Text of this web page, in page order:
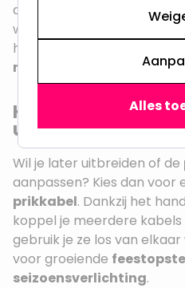
die je wilt overbruggen en
wil ophangen of licht wilt
hierbij ook rekening met
meter
Koppelbare
uitbreiden
Wil je later uitbreiden of de
aanpassen? Kies dan voor
prikkabel. Dankzij het
koppel je meerdere
gebruik je ze los van
voor groeiende
seizoensverlichting.
Alles